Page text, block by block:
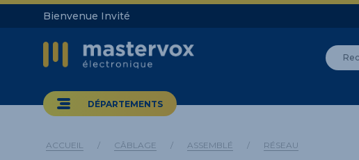
Bienvenue Invité
DÉPARTEMENTS
ACCUEIL / CÂBLAGE / ASSEMBLÉ / RÉSEAU